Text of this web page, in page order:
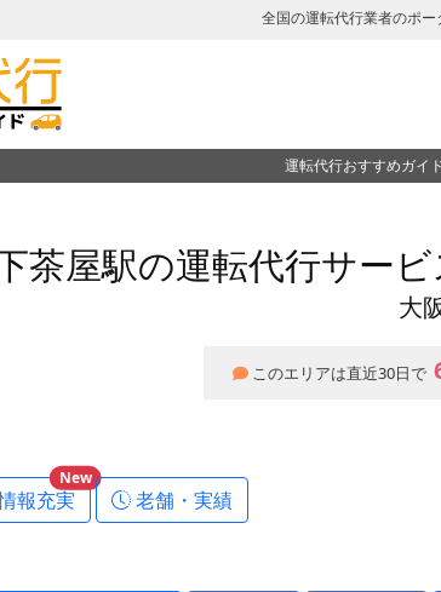
全国の運転代行業者のポ
運転代行おすすめガイ
茶屋駅の運転代行サー
大
このエリアは直近30日で
報充実
New
老舗・実績